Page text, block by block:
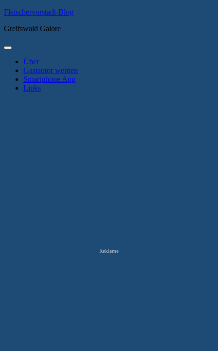
Zum
springen
Fleischervorstadt-Blog
Greifswald Galore
Primäres
Über
Gastautor werden
Smartphone App
Links
Reklame